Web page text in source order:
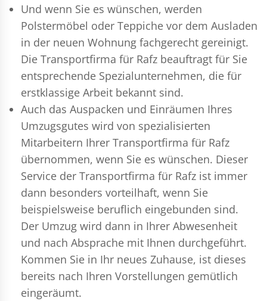
Und wenn Sie es wünschen, werden
Polstermöbel oder Teppiche vor dem Ausladen
in der neuen Wohnung fachgerecht gereinigt.
Die Transportfirma für Rafz beauftragt für Sie
entsprechende Spezialunternehmen, die für
erstklassige Arbeit bekannt sind.
Auch das Auspacken und Einräumen Ihres
Umzugsgutes wird von spezialisierten
Mitarbeitern Ihrer Transportfirma für Rafz
übernommen, wenn Sie es wünschen. Dieser
Service der Transportfirma für Rafz ist immer
dann besonders vorteilhaft, wenn Sie
beispielsweise beruflich eingebunden sind.
Der Umzug wird dann in Ihrer Abwesenheit
und nach Absprache mit Ihnen durchgeführt.
Kommen Sie in Ihr neues Zuhause, ist dieses
bereits nach Ihren Vorstellungen gemütlich
eingeräumt.